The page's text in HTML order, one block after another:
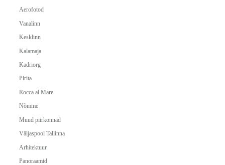
Aerofotod
Vanalinn
Kesklinn
Kalamaja
Kadriorg
Pirita
Rocca al Mare
Nõmme
Muud piirkonnad
Väljaspool Tallinna
Arhitektuur
Panoraamid